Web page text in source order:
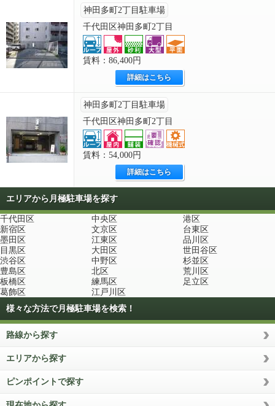
神田多町2丁目駐車場
千代田区神田多町2丁目
賃料：86,400円
詳細はこちら
神田多町2丁目駐車場
千代田区神田多町2丁目
賃料：54,000円
詳細はこちら
エリアから月極駐車場を探す
千代田区 中央区
港区
新宿区
文京区
台東区
墨田区
江東区
品川区
目黒区
大田区
世田谷区
渋谷区
中野区
杉並区
豊島区
北区
荒川区
板橋区
練馬区
足立区
葛飾区
江戸川区
様々な方法で月極駐車場を検索！
路線から探す
エリアから探す
ピンポイントで探す